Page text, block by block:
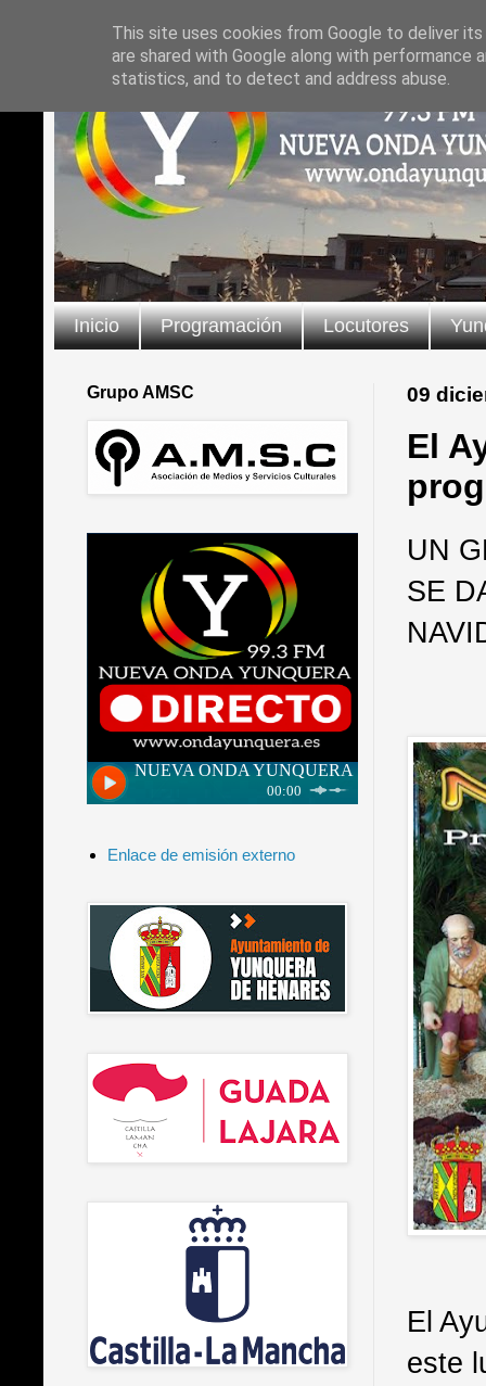
Inicio Programación Locutores
09
El
UN
SE
El
este
Grupo AMSC
Enlace de emisión externo
This site uses cookies from Google to deliver
are shared with Google along with
statistics, and to detect and address abuse.